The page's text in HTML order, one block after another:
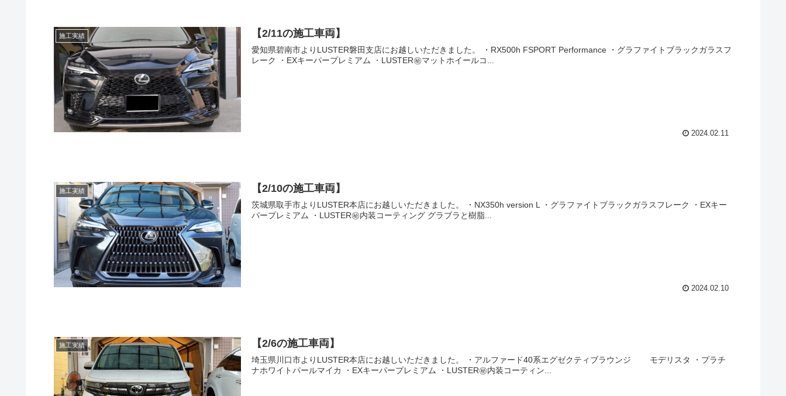
施工実績 【2/11の施工車両】
愛知県碧南市よりLUSTER磐田支店にお越しいただきました。 ・RX500h FSPORT Performance ・グラファイトブラックガラスフ
レーク ・EXキーパープレミアム ・LUSTER㊙️マットホイールコ...
2024.02.11
施工実績 【2/10の施工車両】
茨城県取手市よりLUSTER本店にお越しいただきました。 ・NX350h version L ・グラファイトブラックガラスフレーク ・EXキー
パープレミアム ・LUSTER㊙️内装コーティング グラブラと樹脂...
2024.02.10
施工実績 【2/6の施工車両】
埼玉県川口市よりLUSTER本店にお越しいただきました。 ・アルファード40系エグゼクティブラウンジ モデリスタ ・プラチ
ナホワイトパールマイカ ・EXキーパープレミアム ・LUSTER㊙️内装コーティン...